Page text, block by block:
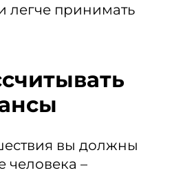
легче принимать
вы должны
человека –